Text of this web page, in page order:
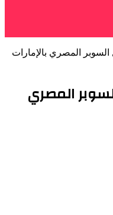
المصري بالإمارات
المصري